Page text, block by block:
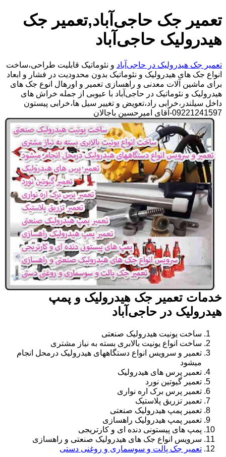
تعمیر جک حاجی‌آباد,تعمیر جک
هیدرولیک حاجی‌آباد
تعمیر جک هیدرولیک در حاجی‌آباد و نئوماتیک قابلیت طراحی،ساخت
انواع جک های هیدرولیک و نئوماتیک بدون محدودیت در فشار و ابعاد
برای ماشین آلات معدنی و راهسازی تعمیر و اورهال انوع جک های
هیدرولیک و نئوماتیک در حاجی‌آباد با عیوبی از جمله خراش های
داخل سیلندر،خرابی راد،تعویض و تغییر سیل ها،خرابی پیستون
09221241597-آقای امیرحسین باجالان
خدمات تعمیر جک هیدرولیک و پمپ
هیدرولیک در حاجی‌آباد
ساخت یونیت هیدرولیک صنعتی
ساخت انواع یونیت بالابری بسته به نیاز مشتری
تعمیر و سرویس انواع دستگاههای هیدرولیک درمحل انجام
میشود
تعمیر پرس های هیدرولیک
تعمیر گیوتین نورد
تعمیر پرس برک اره نواری
تعمیر تزریق پلاستیک
تعمیر پمپ هیدرولیک صنعتی
تعمیر پمپ هیدرولیک راهسازی
پمپ های پیستونی دنده ای و کارتریجی
سرویس انواع جک های هیدرولیک صنعتی و راهسازی
تعمیر جک پالت و سوسماری و روغنی دستی